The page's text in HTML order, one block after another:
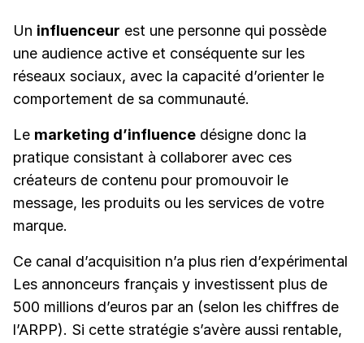
Un influenceur est une personne qui possède
une audience active et conséquente sur les
réseaux sociaux, avec la capacité d’orienter le
comportement de sa communauté.
Le marketing d’influence désigne donc la
pratique consistant à collaborer avec ces
créateurs de contenu pour promouvoir le
message, les produits ou les services de votre
marque.
Ce canal d’acquisition n’a plus rien d’expérimental
Les annonceurs français y investissent plus de
500 millions d’euros par an (selon les chiffres de
l’ARPP). Si cette stratégie s’avère aussi rentable,